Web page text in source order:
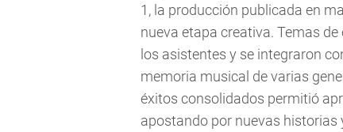
1, la producción publicada en
nueva etapa creativa. Temas
los asistentes y se integraron
memoria musical de varias
éxitos consolidados permitió
apostando por nuevas historias